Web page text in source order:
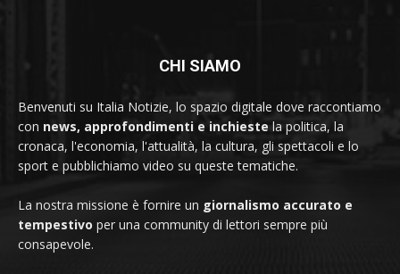
CHI SIAMO
Benvenuti su Italia Notizie, lo spazio digitale dove raccontiamo
con news, approfondimenti e inchieste la politica, la
cronaca, l'economia, l'attualità, la cultura, gli spettacoli e lo
sport e pubblichiamo video su queste tematiche.
La nostra missione è fornire un giornalismo accurato e
tempestivo per una community di lettori sempre più
consapevole.